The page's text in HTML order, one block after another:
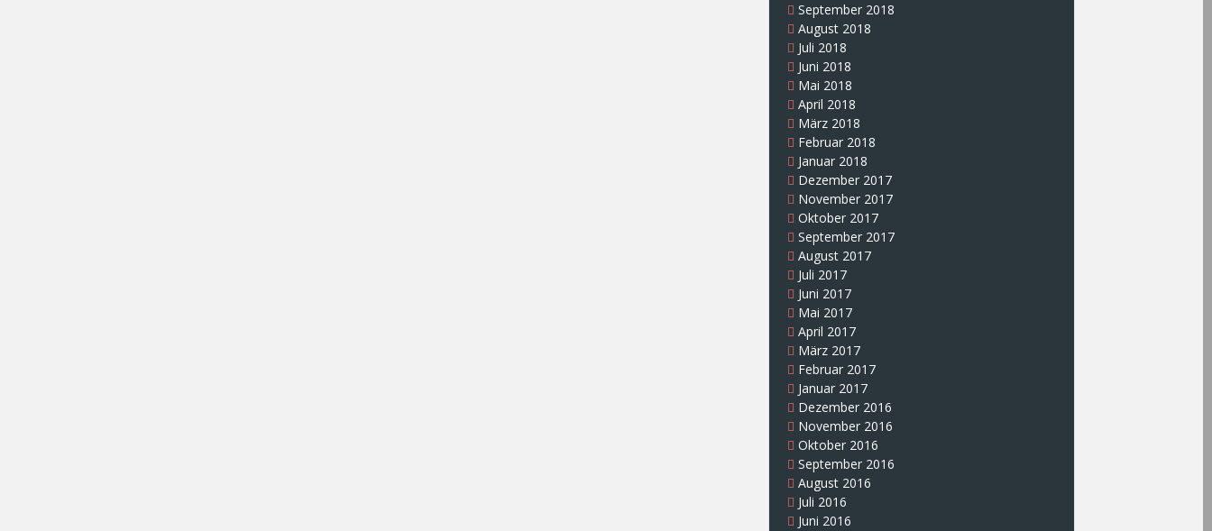
September 2018
August 2018
Juli 2018
Juni 2018
Mai 2018
April 2018
März 2018
Februar 2018
Januar 2018
Dezember 2017
November 2017
Oktober 2017
September 2017
August 2017
Juli 2017
Juni 2017
Mai 2017
April 2017
März 2017
Februar 2017
Januar 2017
Dezember 2016
November 2016
Oktober 2016
September 2016
August 2016
Juli 2016
Juni 2016